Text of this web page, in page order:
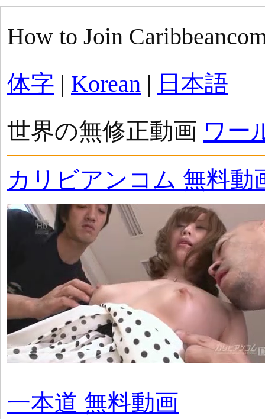
How to Join
体字 | Korean | 日本語
世界の無修正動画 ワー
カリビアンコム 無料動
一本道 無料動画